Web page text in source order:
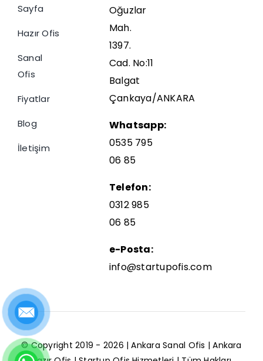
Sayfa
Hazır Ofis
Sanal
Ofis
Fiyatlar
Blog
İletişim
Oğuzlar
Mah.
1397.
Cad. No:11
Balgat
Çankaya/ANKARA
Whatsapp:
0535 795
06 85
Telefon:
0312 985
06 85
e-Posta:
info@startupofis.com
© Copyright 2019 - 2026 |Ankara Sanal Ofis |Ankara